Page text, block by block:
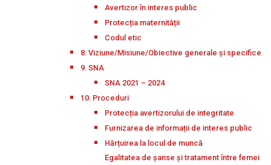
Avertizor în interes public
Protecția maternității
Codul etic
8. Viziune/Misiune/Obiective generale și specifice
9. SNA
SNA 2021 – 2024
10. Proceduri
Protecția avertizorului de integritate
Furnizarea de informații de interes public
Hărțuirea la locul de muncă
Egalitatea de șanse și tratament între femei